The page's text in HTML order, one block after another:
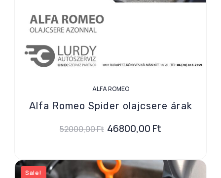
ALFA ROMEO
Alfa Romeo Spider olajcsere árak
52000,00Ft 46800,00 Ft
Sale!